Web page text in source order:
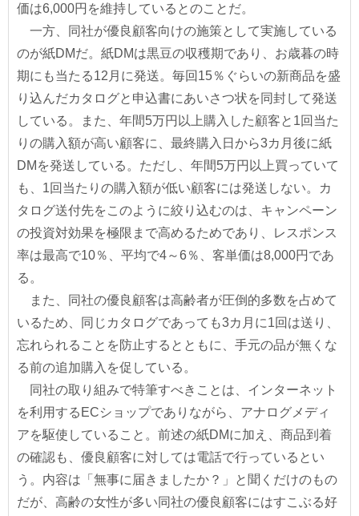
価は6,000円を維持しているとのことだ。
一方、同社が優良顧客向けの施策として実施している
のが紙DMだ。紙DMは黒豆の収穫期であり、お歳暮の時
期にも当たる12月に発送。毎回15％ぐらいの新商品を盛
り込んだカタログと申込書にあいさつ状を同封して発送
している。また、年間5万円以上購入した顧客と1回当た
りの購入額が高い顧客に、最終購入日から3カ月後に紙
DMを発送している。ただし、年間5万円以上買っていて
も、1回当たりの購入額が低い顧客には発送しない。カ
タログ送付先をこのように絞り込むのは、キャンペーン
の投資対効果を極限まで高めるためであり、レスポンス
率は最高で10％、平均で4～6％、客単価は8,000円であ
る。
また、同社の優良顧客は高齢者が圧倒的多数を占めて
いるため、同じカタログであっても3カ月に1回は送り、
忘れられることを防止するとともに、手元の品が無くな
る前の追加購入を促している。
同社の取り組みで特筆すべきことは、インターネット
を利用するECショップでありながら、アナログメディ
アを駆使していること。前述の紙DMに加え、商品到着
の確認も、優良顧客に対しては電話で行っているとい
う。内容は「無事に届きましたか？」と聞くだけのもの
だが、高齢の女性が多い同社の優良顧客にはすこぶる好